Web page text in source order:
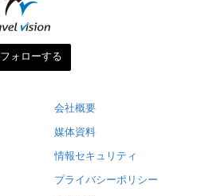
フォローする
会社概要
媒体資料
情報セキュリティ
プライバシーポリシー